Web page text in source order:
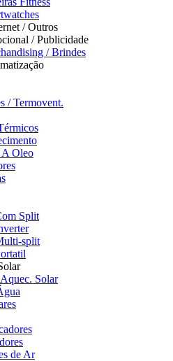
/ Outros
/ Publicidade
/ Brindes
/ Termovent.
A Oleo
Split
split
Solar
de Ar